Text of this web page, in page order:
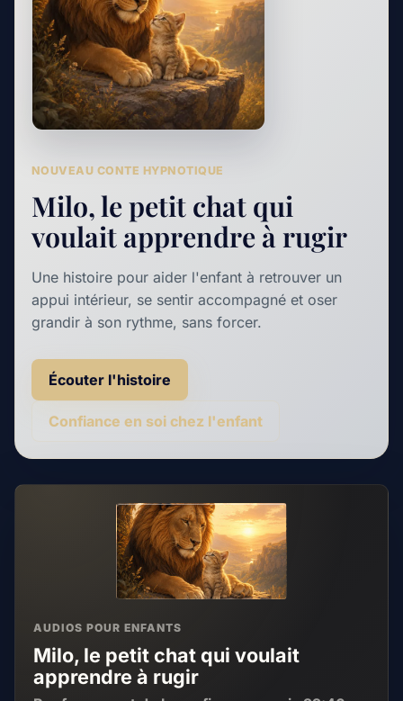
NOUVEAU CONTE HYPNOTIQUE
Milo, le petit chat qui
voulait apprendre à rugir
Une histoire pour aider l'enfant à retrouver un
appui intérieur, se sentir accompagné et oser
grandir à son rythme, sans forcer.
Écouter l'histoire
Confiance en soi chez l'enfant
AUDIOS POUR ENFANTS
Milo, le petit chat qui voulait
apprendre à rugir